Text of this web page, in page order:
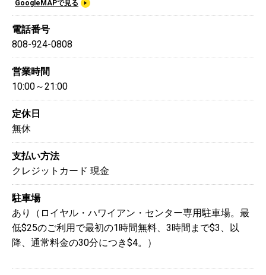
GoogleMAPで見る
電話番号
808-924-0808
営業時間
10:00～21:00
定休日
無休
支払い方法
クレジットカード 現金
駐車場
あり（ロイヤル・ハワイアン・センター専用駐車場。最
低$25のご利用で最初の1時間無料、3時間まで$3、以
降、通常料金の30分につき$4。）